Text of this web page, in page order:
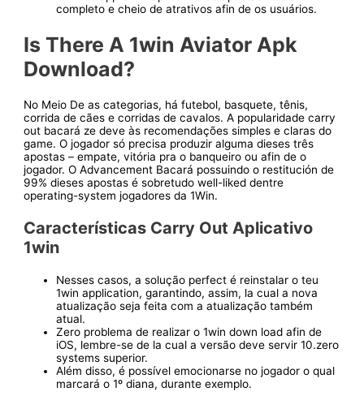
completo e cheio de atrativos afin de os usuários.
Is There A 1win Aviator Apk
Download?
No Meio De as categorias, há futebol, basquete, tênis,
corrida de cães e corridas de cavalos. A popularidade carry
out bacará ze deve às recomendações simples e claras do
game. O jogador só precisa produzir alguma dieses três
apostas – empate, vitória pra o banqueiro ou afin de o
jogador. O Advancement Bacará possuindo o restitución de
99% dieses apostas é sobretudo well-liked dentre
operating-system jogadores da 1Win.
Características Carry Out Aplicativo
1win
Nesses casos, a solução perfect é reinstalar o teu
1win application, garantindo, assim, la cual a nova
atualização seja feita com a atualização também
atual.
Zero problema de realizar o 1win down load afin de
iOS, lembre-se de la cual a versão deve servir 10.zero
systems superior.
Além disso, é possível emocionarse no jogador o qual
marcará o 1º diana, durante exemplo.